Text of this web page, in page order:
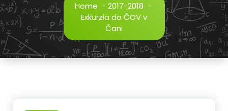
Home - 2017-2018 -
Exkurzia do ČOV v
Čani